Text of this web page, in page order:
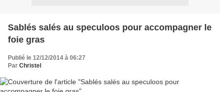
Sablés salés au speculoos pour accompagner le
foie gras
Publié le 12/12/2014 à 06:27
Par Christel